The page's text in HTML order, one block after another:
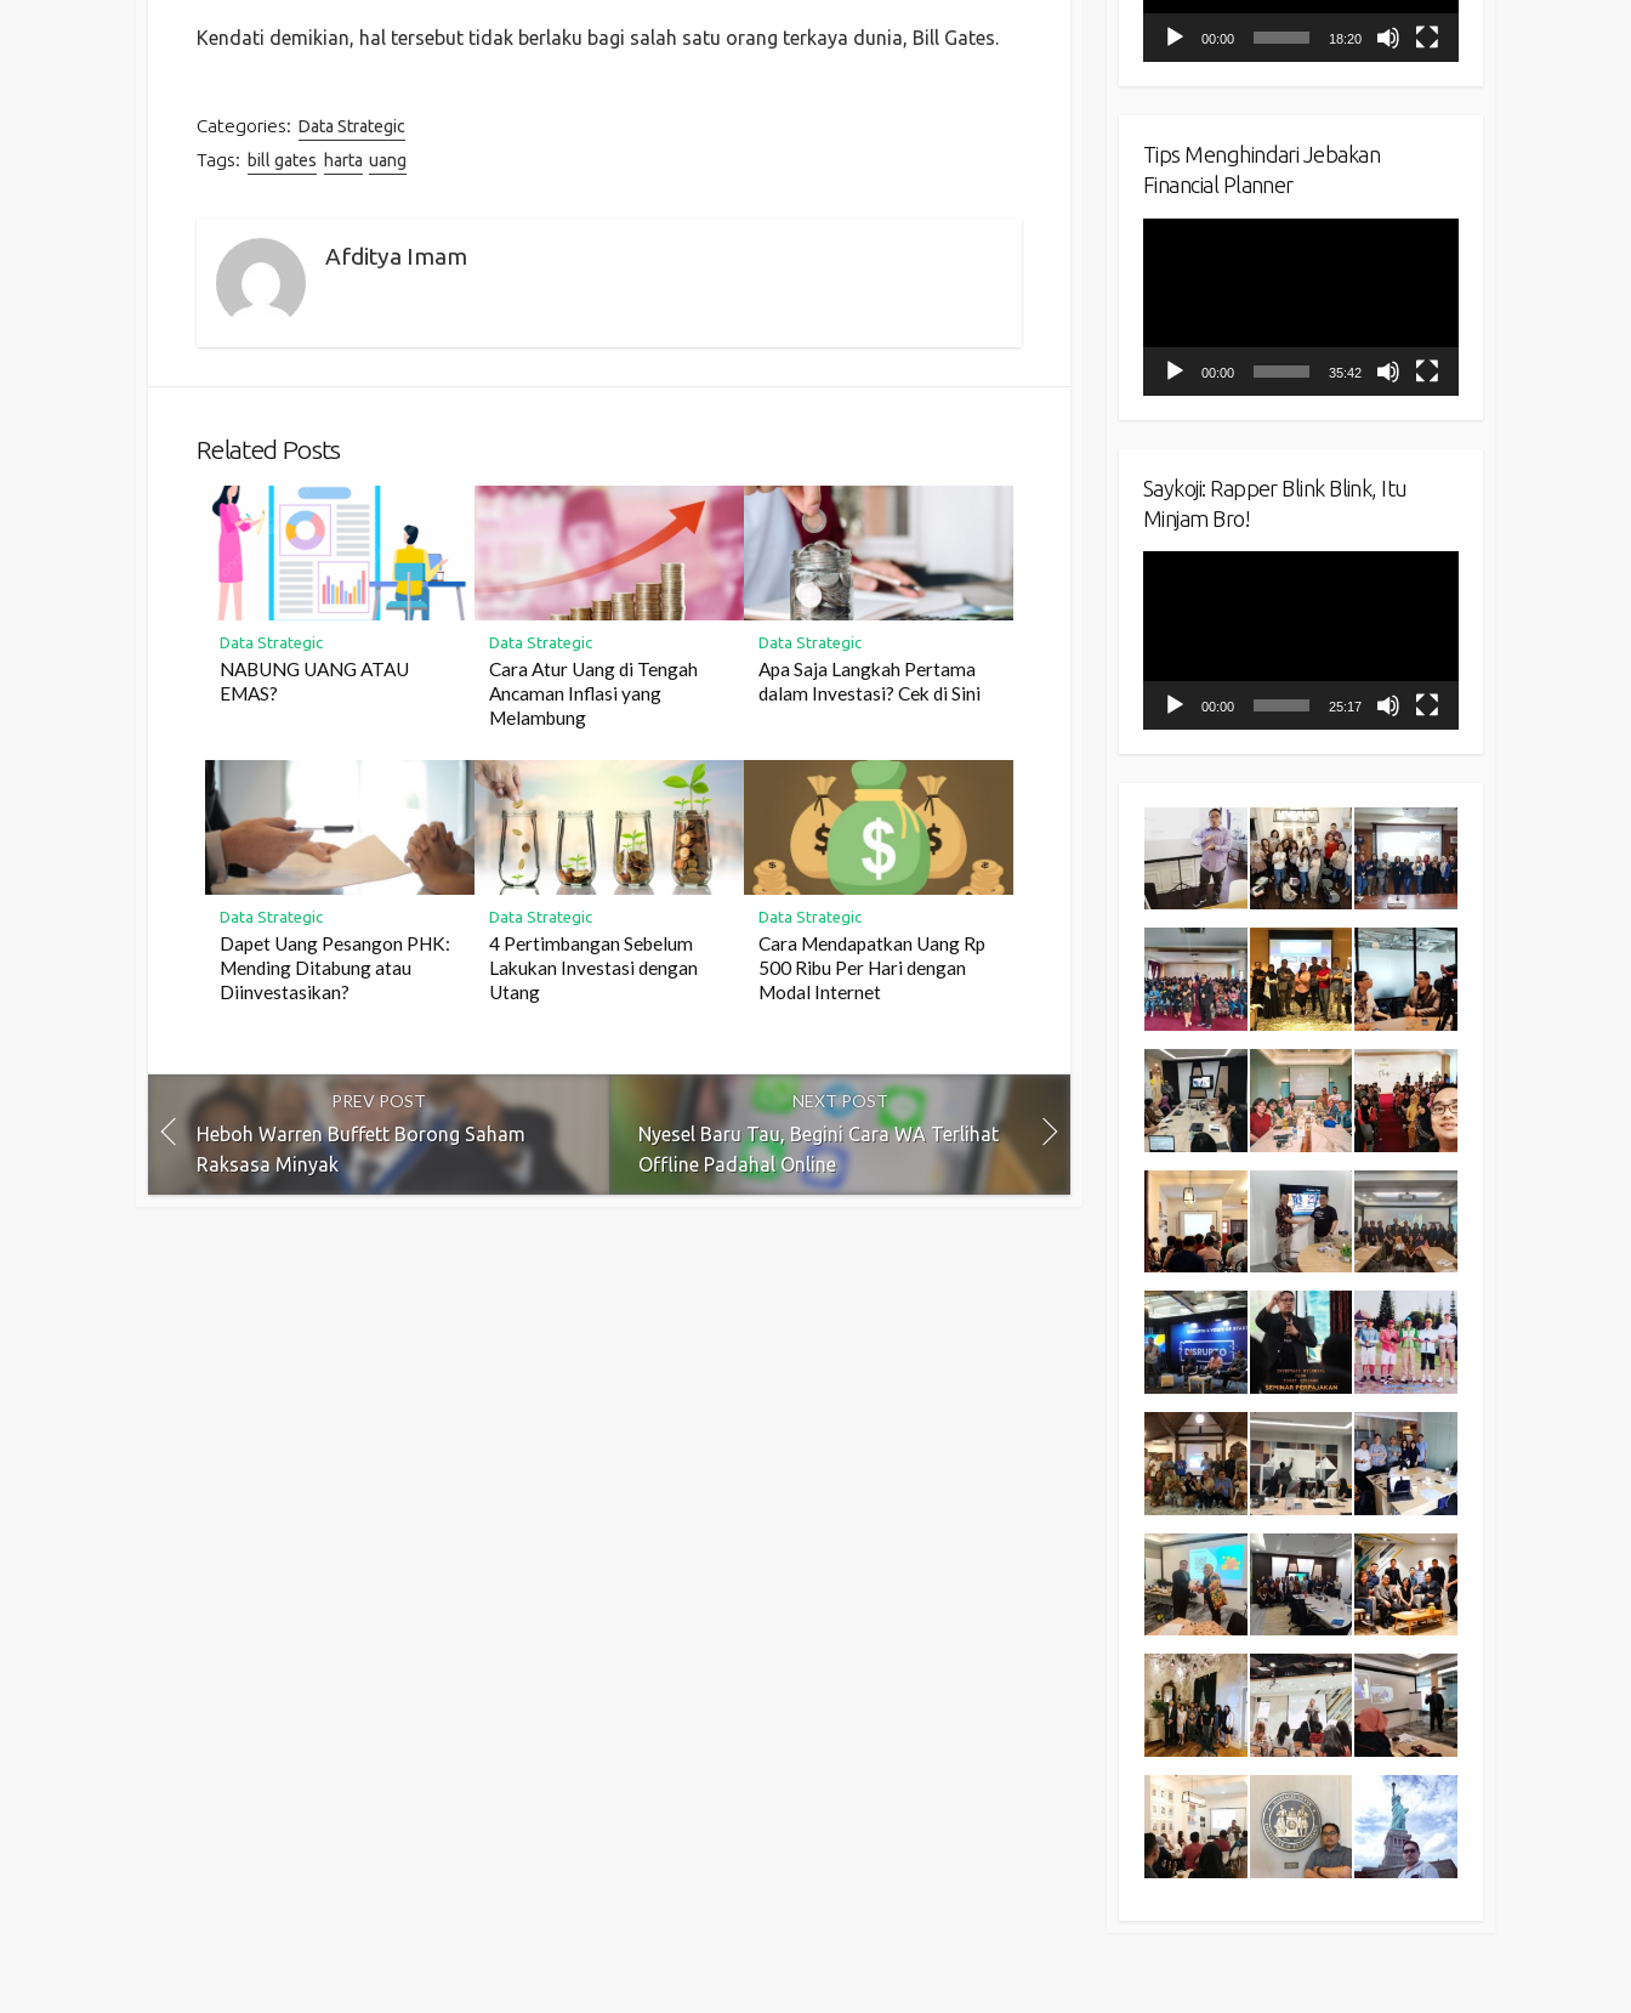
Kendati demikian, hal tersebut tidak berlaku bagi salah satu orang terkaya dunia, Bill Gates.
Categories: Data Strategic
Tags: bill gates harta uang
Afditya Imam
Related Posts
Data Strategic
NABUNG UANG ATAU
EMAS?
Data Strategic
Cara Atur Uang di Tengah
Ancaman Inflasi yang
Melambung
Data Strategic
Apa Saja Langkah Pertama
dalam Investasi? Cek di Sini
Data Strategic
Dapet Uang Pesangon PHK:
Mending Ditabung atau
Diinvestasikan?
Data Strategic
4 Pertimbangan Sebelum
Lakukan Investasi dengan
Utang
Data Strategic
Cara Mendapatkan Uang Rp
500 Ribu Per Hari dengan
Modal Internet
PREV POST
Heboh Warren Buffett Borong Saham
Raksasa Minyak
NEXT POST
Nyesel Baru Tau, Begini Cara WA Terlihat
Offline Padahal Online
00:00 18:20
Tips Menghindari Jebakan
Financial Planner
00:00 35:42
Saykoji: Rapper Blink Blink, Itu
Minjam Bro!
00:00 25:17